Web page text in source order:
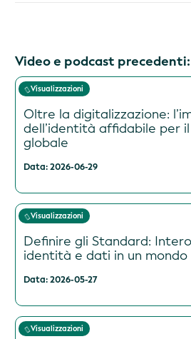
Video e podcast precedenti:
Visualizzazioni
Oltre la digitalizzazione:
dell’identità affidabile per
globale
Data: 2026-06-29
Visualizzazioni
Definire gli Standard:
identità e dati in un
Data: 2026-05-27
Visualizzazioni